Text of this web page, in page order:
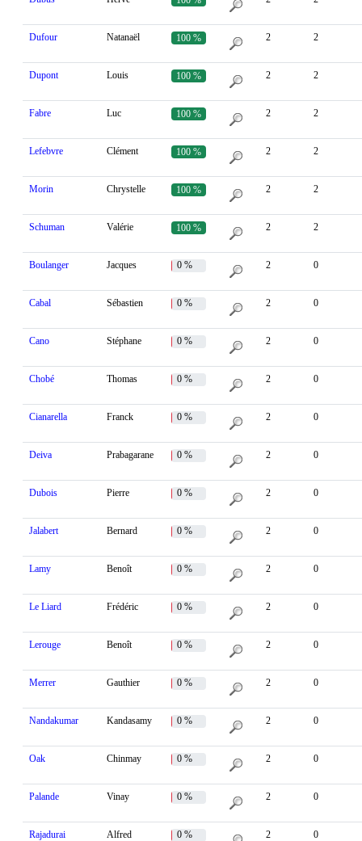
Dufour Natanaël 100 % 2 2
Dupont Louis 100 % 2 2
Fabre Luc 100 % 2 2
Lefebvre Clément 100 % 2 2
Morin Chrystelle 100 % 2 2
Schuman Valérie 100 % 2 2
Boulanger Jacques 0 % 2 0
Cabal Sébastien 0 % 2 0
Cano Stéphane 0 % 2 0
Chobé Thomas 0 % 2 0
Cianarella Franck 0 % 2 0
Deiva Prabagarane 0 % 2 0
Dubois Pierre 0 % 2 0
Jalabert Bernard 0 % 2 0
Lamy Benoît 0 % 2 0
Le Liard Frédéric 0 % 2 0
Lerouge Benoît 0 % 2 0
Merrer Gauthier 0 % 2 0
Nandakumar Kandasamy 0 % 2 0
Oak Chinmay 0 % 2 0
Palande Vinay 0 % 2 0
Rajadurai Alfred 0 % 2 0